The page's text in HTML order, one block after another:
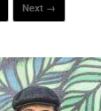
Next →